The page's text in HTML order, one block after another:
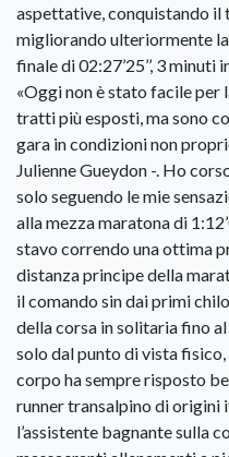
aspettative, conquistando il
migliorando ulteriormente
finale di 02:27’25’’, 3
«Oggi non è stato facile per
tratti più esposti, ma sono
gara in condizioni non
Julienne Gueydon -. Ho
solo seguendo le mie
alla mezza maratona di
stavo correndo una ottima
distanza principe della
il comando sin dai primi
della corsa in solitaria fino
solo dal punto di vista
corpo ha sempre risposto
runner transalpino di origini
l’assistente bagnante sulla